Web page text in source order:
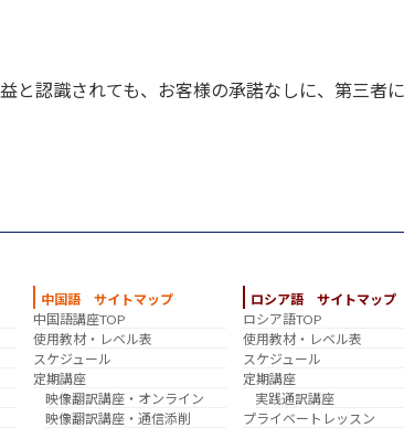
と認識されても、お客様の承諾なしに、第三者
中国語 サイトマップ
中国語講座TOP
使用教材・レベル表
スケジュール
定期講座
映像翻訳講座・オンライン
映像翻訳講座・通信添削
ロシア語 サイトマップ
ロシア語TOP
使用教材・レベル表
スケジュール
定期講座
実践通訳講座
プライベートレッスン